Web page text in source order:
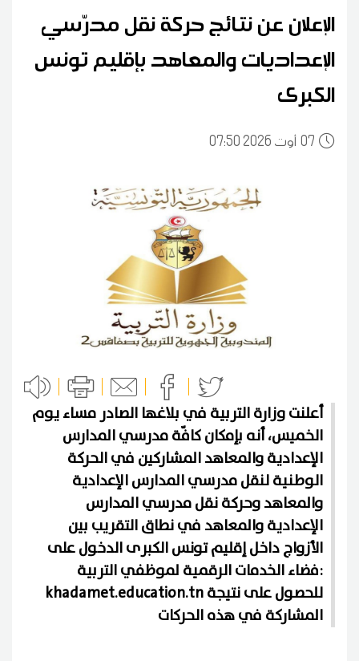
الإعلان عن نتائج حركة نقل مدرّسي
الإعداديات والمعاهد بإقليم تونس
الكبرى
0707:50 2026 أوت
أعلنت وزارة التربية في بلاغها الصادر مساء يوم
الخميس، أنه بإمكان كافّة مدرسي المدارس
الإعدادية والمعاهد المشاركين في الحركة
الوطنية لنقل مدرسي المدارس الإعدادية
والمعاهد وحركة نقل مدرسي المدارس
الإعدادية والمعاهد في نطاق التقريب بين
الأزواج داخل إقليم تونس الكبرى الدخول على
فضاء الخدمات الرقمية لموظفي التربية:
khadamet.education.tn للحصول على نتيجة
المشاركة في هذه الحركات